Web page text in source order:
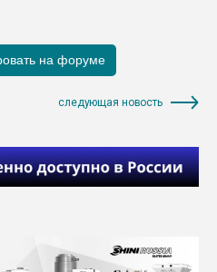
следующая новость